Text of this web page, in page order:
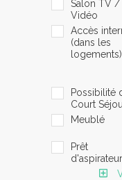
Salon TV /
Vidéo
Accès
(dans les
logements)
Possibilité
Court
Meublé
Prêt